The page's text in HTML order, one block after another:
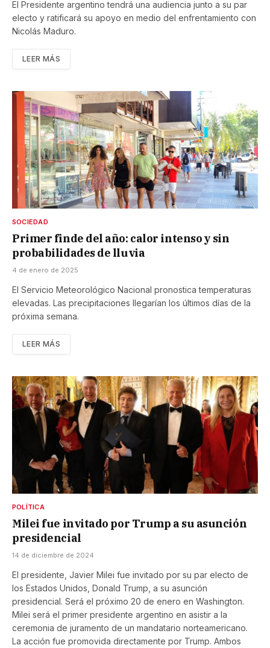
El Presidente argentino tendrá una audiencia junto a su par
electo y ratificará su apoyo en medio del enfrentamiento con
Nicolás Maduro.
LEER MÁS
SOCIEDAD
Primer finde del año: calor intenso y sin
probabilidades de lluvia
4 de enero de 2025
El Servicio Meteorológico Nacional pronostica temperaturas
elevadas. Las precipitaciones llegarían los últimos días de la
próxima semana.
LEER MÁS
POLÍTICA
Milei fue invitado por Trump a su asunción
presidencial
14 de diciembre de 2024
El presidente, Javier Milei fue invitado por su par electo de
los Estados Unidos, Donald Trump, a su asunción
presidencial. Será el próximo 20 de enero en Washington.
Milei será el primer presidente argentino en asistir a la
ceremonia de juramento de un mandatario norteamericano.
La acción fue promovida directamente por Trump. Ambos